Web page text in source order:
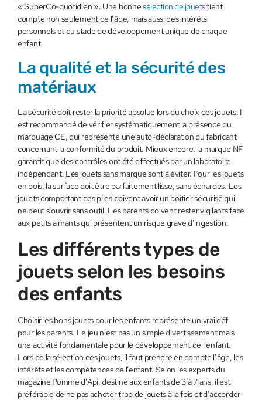
« SuperCo-quotidien ». Une bonnesélection de jouetstient
compte non seulement de l’âge, mais aussi des intérêts
personnels et du stade de développement unique de chaque
enfant.
La qualité et la sécurité des
matériaux
La sécurité doit rester la priorité absolue lors du choix des jouets. Il
est recommandé de vérifier systématiquement la présence du
marquage CE, qui représente une auto-déclaration du fabricant
concernant la conformité du produit. Mieux encore, la marque NF
garantit que des contrôles ont été effectués par un laboratoire
indépendant. Les jouets sans marque sont à éviter. Pour les jouets
en bois, la surface doit être parfaitement lisse, sans échardes. Les
jouets comportant des piles doivent avoir un boîtier sécurisé qui
ne peut s’ouvrir sans outil. Les parents doivent rester vigilants face
aux petits aimants qui présentent un risque grave d’ingestion.
Les différents types de
jouets selon les besoins
des enfants
Choisir les bons jouets pour les enfants représente un vrai défi
pour les parents. Le jeu n’est pas un simple divertissement mais
une activité fondamentale pour le développement de l’enfant.
Lors de la sélection des jouets, il faut prendre en compte l’âge, les
intérêts et les compétences de l’enfant. Selon les experts du
magazine Pomme d’Api, destiné aux enfants de 3 à 7 ans, il est
préférable de ne pas acheter trop de jouets à la fois et d’accorder